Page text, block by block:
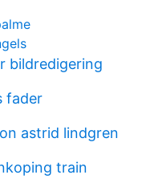
bildredigering
fader
astrid lindgren
train